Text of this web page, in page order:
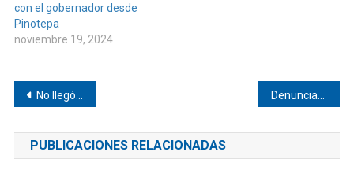
con el gobernador desde
Pinotepa
noviembre 19, 2024
Navegación
de
entradas
No llegó Marbel a Corralero
PUBLICACIONES RELACIONADAS